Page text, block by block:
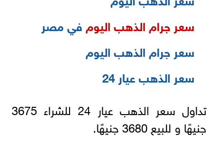
سعر جرام الذهب اليومفي مصر
سعر جرام الذهب اليوم
سعر الذهب عيار 24
تداول سعر الذهب عيار 24 للشراء 3675
جنيهًا و للبيع 3680 جنيهًا.